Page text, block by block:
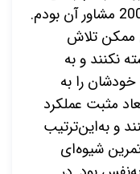
ویلز بودم که بین سال‌های 2000 تا 2002 مشاور آن بودم.
ممکن تلاش
نکنند و به
را به
مثبت عملکرد
و به‌این‌ترتیب
شیوه‌ای